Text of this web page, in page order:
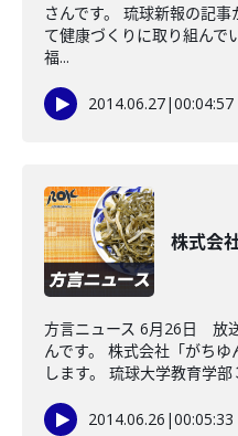
さんです。 琉球新報の記
て健康づくりに取り組んで
福...
2014.06.27|00:04:57
株式会
方言ニュース 6月26日 放
んです。 株式会社「がち
します。 琉球大学教育学
2014.06.26 |00:05:33